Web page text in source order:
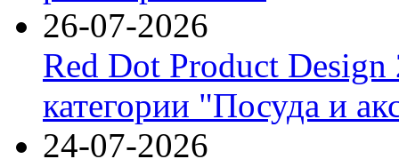
26-07-2026
Red Dot Product Design
категории "Посуда и
24-07-2026